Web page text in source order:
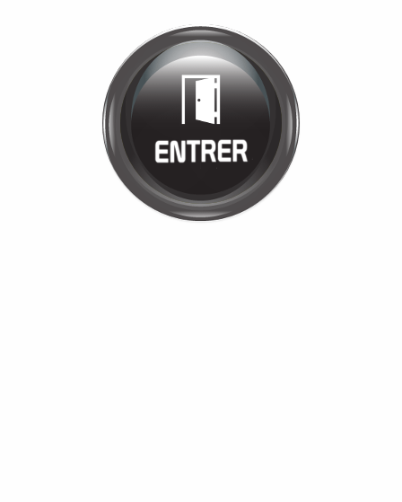
Bienvenue chez
MANÈGE DE LA
TUILERIE
Cliquez pour entrer